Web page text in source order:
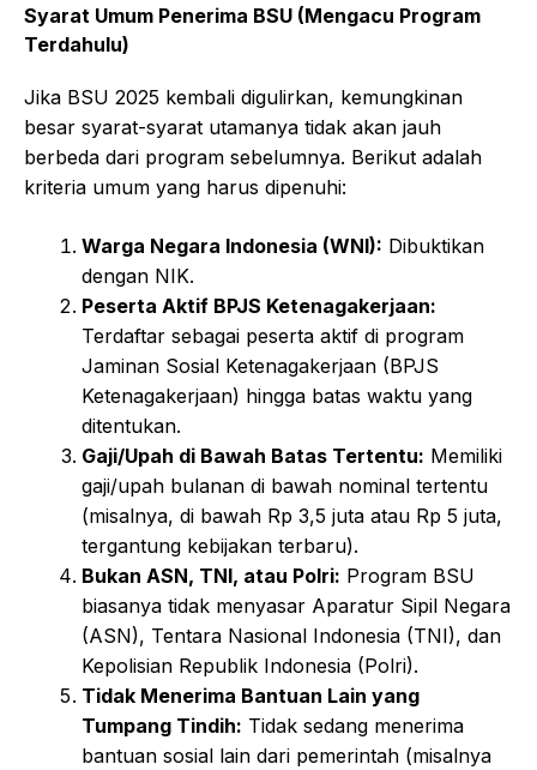
Syarat Umum Penerima BSU (Mengacu Program
Terdahulu)
Jika BSU 2025 kembali digulirkan, kemungkinan
besar syarat-syarat utamanya tidak akan jauh
berbeda dari program sebelumnya. Berikut adalah
kriteria umum yang harus dipenuhi:
Warga Negara Indonesia (WNI): Dibuktikan
dengan NIK.
Peserta Aktif BPJS Ketenagakerjaan:
Terdaftar sebagai peserta aktif di program
Jaminan Sosial Ketenagakerjaan (BPJS
Ketenagakerjaan) hingga batas waktu yang
ditentukan.
Gaji/Upah di Bawah Batas Tertentu: Memiliki
gaji/upah bulanan di bawah nominal tertentu
(misalnya, di bawah Rp 3,5 juta atau Rp 5 juta,
tergantung kebijakan terbaru).
Bukan ASN, TNI, atau Polri: Program BSU
biasanya tidak menyasar Aparatur Sipil Negara
(ASN), Tentara Nasional Indonesia (TNI), dan
Kepolisian Republik Indonesia (Polri).
Tidak Menerima Bantuan Lain yang
Tumpang Tindih: Tidak sedang menerima
bantuan sosial lain dari pemerintah (misalnya